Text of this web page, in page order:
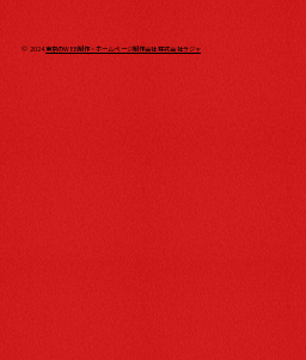
© 2024東京のWEB制作・ホームページ制作会社 株式会社ラジャ